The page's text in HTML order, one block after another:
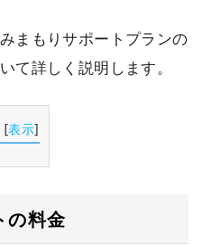
まもりサポートプランの
て詳しく説明します。
[表示]
の料金